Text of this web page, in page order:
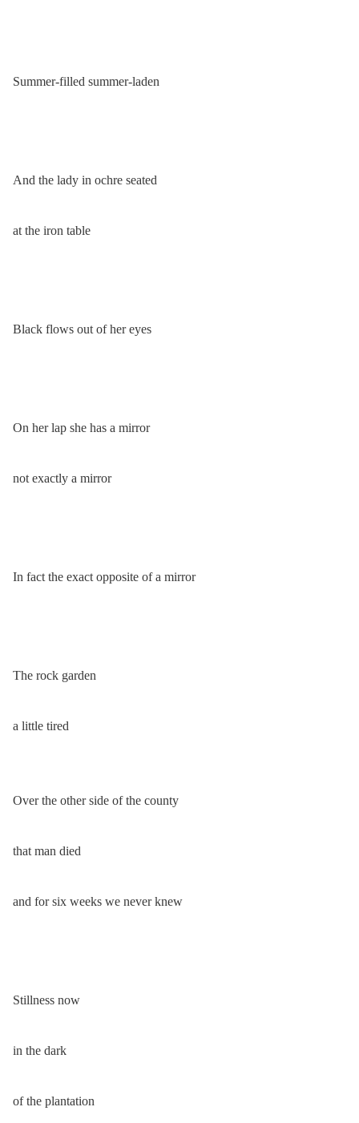
Summer-filled summer-laden
And the lady in ochre seated
at the iron table
Black flows out of her eyes
On her lap she has a mirror
not exactly a mirror
In fact the exact opposite of a mirror
The rock garden
a little tired
Over the other side of the county
that man died
and for six weeks we never knew
Stillness now
in the dark
of the plantation